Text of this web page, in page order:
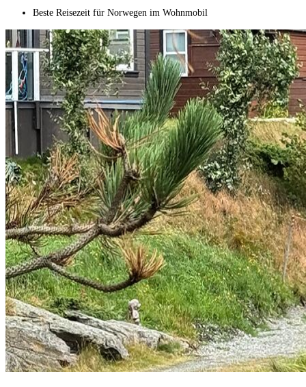
Beste Reisezeit für Norwegen im Wohnmobil